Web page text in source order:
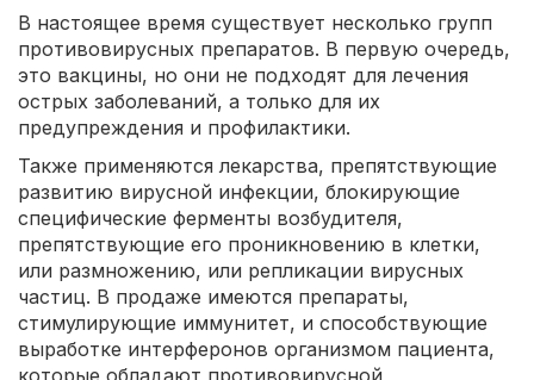
В настоящее время существует несколько групп
противовирусных препаратов. В первую очередь,
это вакцины, но они не подходят для лечения
острых заболеваний, а только для их
предупреждения и профилактики.
Также применяются лекарства, препятствующие
развитию вирусной инфекции, блокирующие
специфические ферменты возбудителя,
препятствующие его проникновению в клетки,
или размножению, или репликации вирусных
частиц. В продаже имеются препараты,
стимулирующие иммунитет, и способствующие
выработке интерферонов организмом пациента,
которые обладают противовирусной